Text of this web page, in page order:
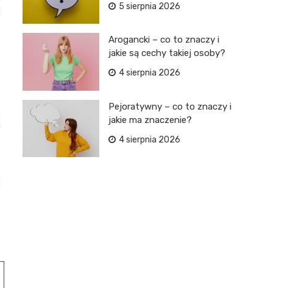
5 sierpnia 2026
Arogancki – co to znaczy i
jakie są cechy takiej osoby?
4 sierpnia 2026
Pejoratywny – co to znaczy i
jakie ma znaczenie?
4 sierpnia 2026